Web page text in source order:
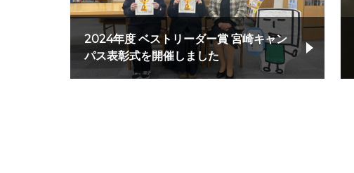
2024年度 ベストリーダー賞 宮崎キャン
パス表彰式を開催しました